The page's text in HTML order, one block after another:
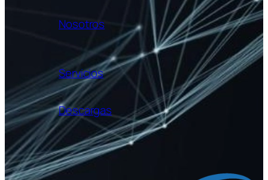
Nosotros
Servicios
Descargas